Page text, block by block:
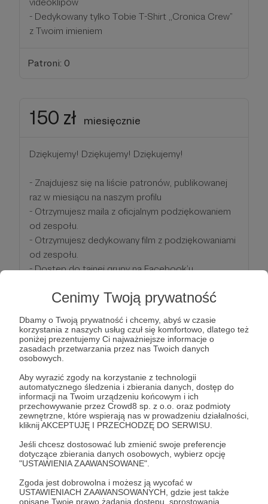
Cenimy Twoją prywatność
Dbamy o Twoją prywatność i chcemy, abyś w czasie
korzystania z naszych usług czuł się komfortowo, dlatego też
poniżej prezentujemy Ci najważniejsze informacje o
zasadach przetwarzania przez nas Twoich danych
osobowych.
Aby wyrazić zgody na korzystanie z technologii
automatycznego śledzenia i zbierania danych, dostęp do
informacji na Twoim urządzeniu końcowym i ich
przechowywanie przez Crowd8 sp. z o.o. oraz podmioty
zewnętrzne, które wspierają nas w prowadzeniu działalności,
kliknij AKCEPTUJĘ I PRZECHODZĘ DO SERWISU.
Jeśli chcesz dostosować lub zmienić swoje preferencje
dotyczące zbierania danych osobowych, wybierz opcję
"USTAWIENIA ZAAWANSOWANE".
Zgoda jest dobrowolna i możesz ją wycofać w
USTAWIENIACH ZAAWANSOWANYCH, gdzie jest także
opisane Twoje prawo żądania dostępu, sprostowania,
videoklipów
- Dedykowany tylko Tobie T-Shirt ,,Cronica Crew”
z Twoim imieniem
Patroni: 0
150 zł miesięcznie
Dziękujemy! Dziękujemy! Dziękujemy!
- Znajdujesz się na liście patronów, publikowanej
raz w miesiącu na naszym profilu
- Otrzymujesz maila z oficjalnym podziękowaniem
od zespołu.
- Otrzymujesz dedykowany film z podziękowaniami
od zespołu.
- Dostęp do tajnej grupy na Facebook’u
kostka z logo zespołu,
koncerty
- Otrzymujesz wybraną płytę z autografami
zespołu lub dedykowany tylko Tobie T-Shirt
- Otrzymujesz dostęp do przedpremierowego
odsłuchu najnowszych utworów oraz oglądu
videoklipów
Patroni: 0
200 zł